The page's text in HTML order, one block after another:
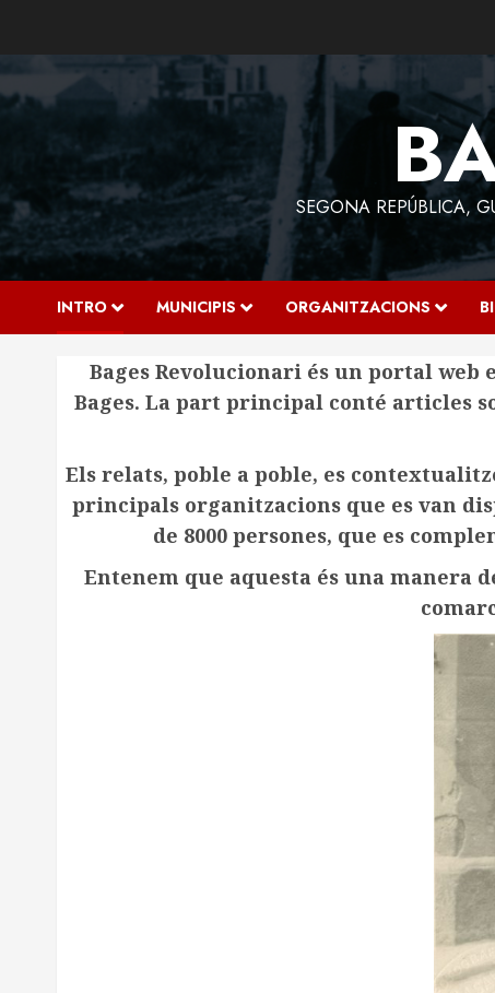
SEGONA REPÚBLICA,
INTRO MUNICIPIS ORGANITZACIONS
Bages Revolucionari és un portal web
Bages. La part principal conté articles
Els relats, poble a poble, es
principals organitzacions que es van
de 8000 persones, que es
Entenem que aquesta és una manera